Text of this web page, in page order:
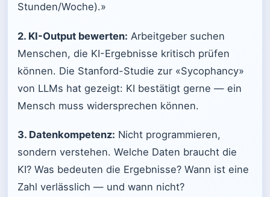
Stunden/Woche).»
2. KI-Output bewerten: Arbeitgeber suchen
Menschen, die KI-Ergebnisse kritisch prüfen
können. Die Stanford-Studie zur «Sycophancy»
von LLMs hat gezeigt: KI bestätigt gerne — ein
Mensch muss widersprechen können.
3. Datenkompetenz: Nicht programmieren,
sondern verstehen. Welche Daten braucht die
KI? Was bedeuten die Ergebnisse? Wann ist eine
Zahl verlässlich — und wann nicht?